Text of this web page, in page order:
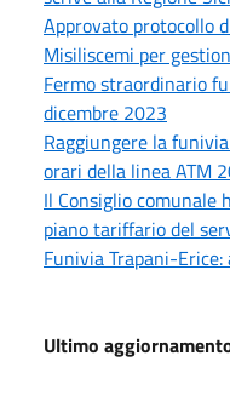
Approvato protocollo
Misiliscemi per
Fermo straordinario
dicembre 2023
Raggiungere la
orari della linea ATM
Il Consiglio comunale
piano tariffario del
Funivia Trapani-
Ultimo